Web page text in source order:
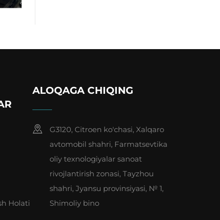
Holati
ALOQAGA CHIQING
G3120, Citroen ko'chasi, Xalqaro
avtomobil shahri, Farmatsevtika
oliy texnologiyalar sanoat
rivojlantirish zonasi, Tayzhou
shahri, Jyansu provinsiyasi, № 1,
Shimoliy bino